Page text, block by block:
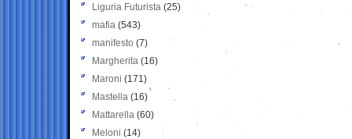
Liguria Futurista (25)
mafia (543)
manifesto (7)
Margherita (16)
Maroni (171)
Mastella (16)
Mattarella (60)
Meloni (14)